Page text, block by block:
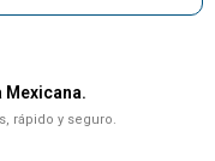
Mexicana.
rápido y seguro.